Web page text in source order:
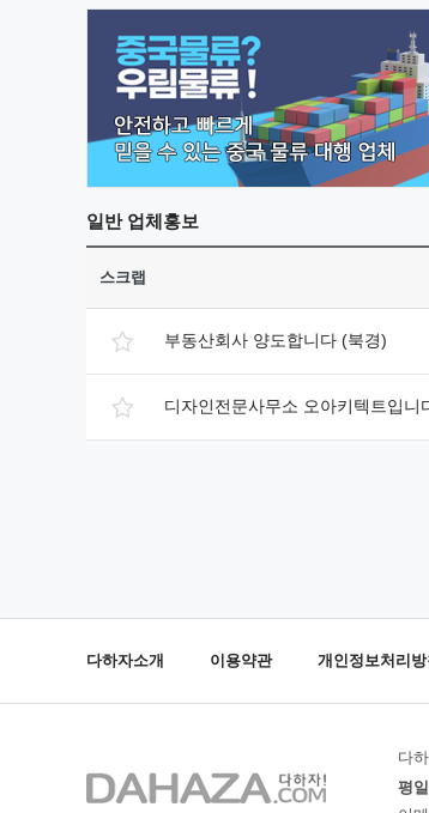
일반업체홍보
스크랩
부동산회사 양도합니다 (북경)
디자인전문사무소 오아키텍트입니
다하자소개 이용약관 개인정보처리방
다
평